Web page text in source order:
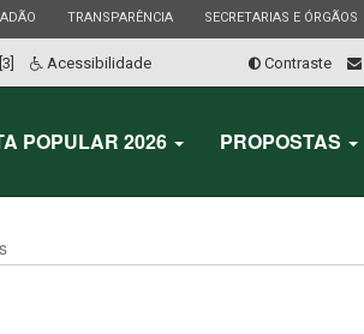
ESTADO
TRANSPARÊNCIA ESTADO
SECRETARIAS E ÓRGÃOS
Acessibilidade Contraste
POPULAR 2026 PROPOSTAS